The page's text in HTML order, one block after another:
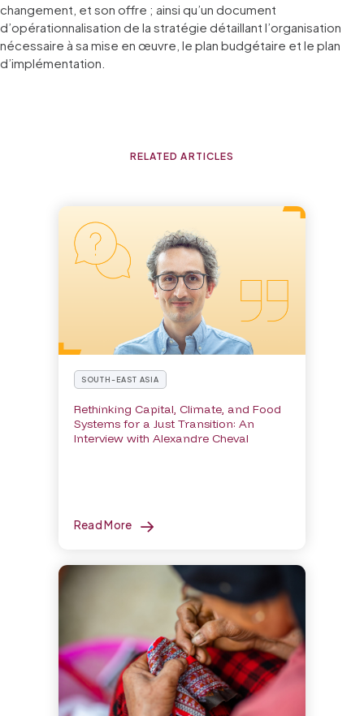
changement, et son offre ; ainsi qu’un document
d’opérationnalisation de la stratégie détaillant l’organisation
nécessaire à sa mise en œuvre, le plan budgétaire et le plan
d’implémentation.
RELATED ARTICLES
SOUTH-EAST ASIA
Rethinking Capital, Climate, and Food
Systems for a Just Transition: An
Interview with Alexandre Cheval
Read More